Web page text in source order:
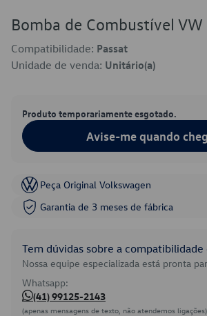
Bomba de Combustível
Compatibilidade: Passat
Unidade de venda: Unitário(a)
Produto temporariamente esgotado.
Avise-me quando
Peça Original Volkswagen
Garantia de 3 meses de fábrica
Tem dúvidas sobre a
Nossa equipe especializada está pronta
Whatsapp:
(41) 99125-2143
(apenas mensagens de texto, não atendemos ligações)